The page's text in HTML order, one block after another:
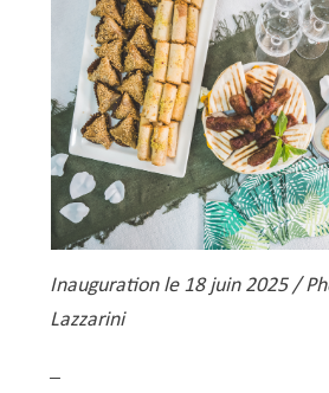
Inauguration le 18 juin 2025 /
Lazzarini
–